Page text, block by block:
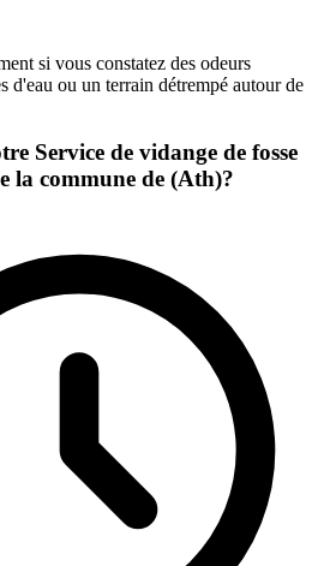
si vous constatez des odeurs
d'eau ou un terrain détrempé autour de
Service de vidange de fosse
la commune de (Ath)?